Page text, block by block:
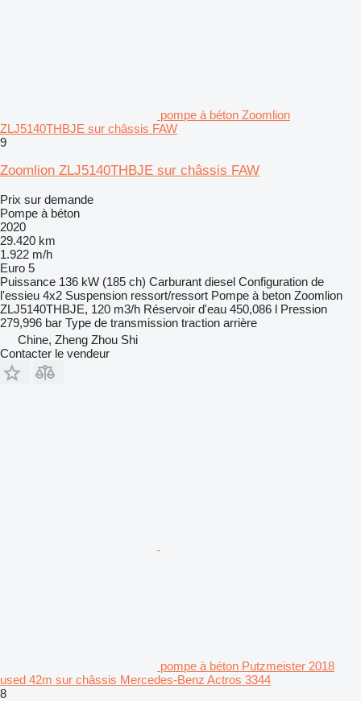
pompe à béton Zoomlion
ZLJ5140THBJE sur châssis FAW
9
Zoomlion ZLJ5140THBJE sur châssis FAW
Prix sur demande
Pompe à béton
2020
29.420 km
1.922 m/h
Euro 5
Puissance 136 kW (185 ch) Carburant diesel Configuration de
l'essieu 4x2 Suspension ressort/ressort Pompe à beton Zoomlion
ZLJ5140THBJE, 120 m3/h Réservoir d'eau 450,086 l Pression
279,996 bar Type de transmission traction arrière
Chine, Zheng Zhou Shi
Contacter le vendeur
pompe à béton Putzmeister 2018
used 42m sur châssis Mercedes-Benz Actros 3344
8